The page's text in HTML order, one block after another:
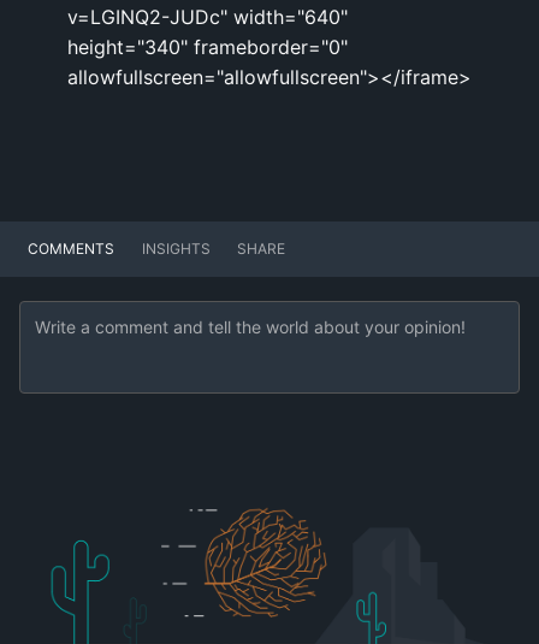
v=LGINQ2-JUDc" width="640"
height="340" frameborder="0"
allowfullscreen="allowfullscreen"></iframe>
COMMENTS INSIGHTS SHARE